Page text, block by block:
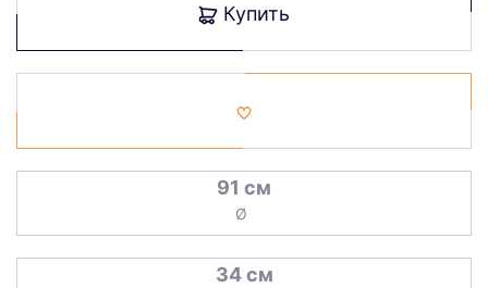
91 см
Ø
34 см
Купить